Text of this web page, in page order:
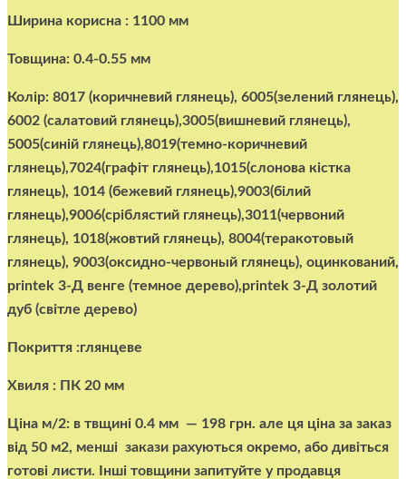
Ширина корисна : 1100 мм
Товщина: 0.4-0.55 мм
Колір: 8017 (коричневий глянець), 6005(зелений глянець),
6002 (салатовий глянець),3005(вишневий глянець),
5005(синій глянець),8019(темно-коричневий
глянець),7024(графіт глянець),1015(слонова кістка
глянець), 1014 (бежевий глянець),9003(білий
глянець),9006(сріблястий глянець),3011(червоний
глянець), 1018(жовтий глянець), 8004(теракотовый
глянець), 9003(оксидно-червоный глянець), оцинкований,
printek 3-Д венге (темное дерево),printek 3-Д золотий
дуб (світле дерево)
Покриття :глянцеве
Хвиля : ПК 20 мм
Ціна м/2: в твщині 0.4 мм — 198 грн. але ця ціна за заказ
від 50 м2, менші закази рахуються окремо, або дивіться
готові листи. Інші товщини запитуйте у продавця